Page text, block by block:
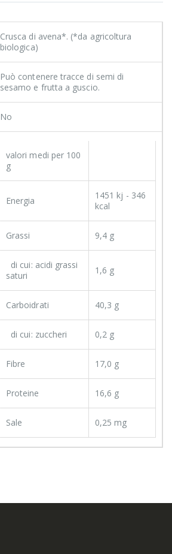
Crusca di avena*. (*da agricoltura
biologica)
Può contenere tracce di semi di
sesamo e frutta a guscio.
No
valori medi per 100
g
Energia
1451 kj - 346
kcal
Grassi 9,4 g
di cui: acidi grassi
saturi
1,6 g
Carboidrati 40,3 g
di cui: zuccheri 0,2 g
Fibre 17,0 g
Proteine 16,6 g
Sale 0,25 mg